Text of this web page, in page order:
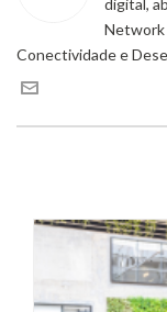
Network
Conectividade e